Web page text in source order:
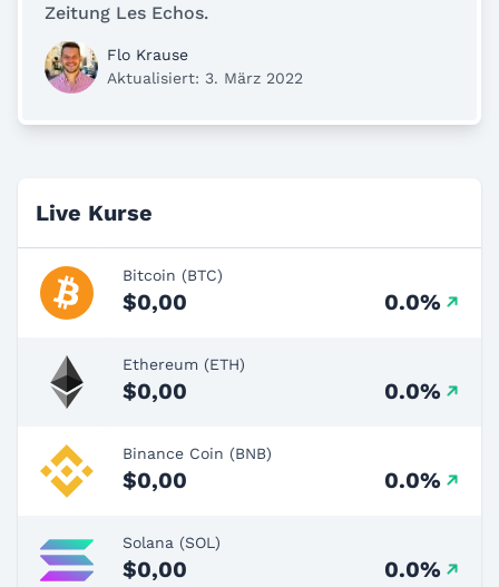
Zeitung Les Echos.
Flo Krause
Aktualisiert: 3. März 2022
Live Kurse
Bitcoin (BTC)
$0,00 0.0%
Ethereum (ETH)
$0,00 0.0%
Binance Coin (BNB)
$0,00 0.0%
Solana (SOL)
$0,00 0.0%